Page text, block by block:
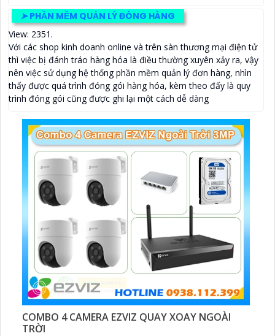
➤PHẦN MỀM QUẢN LÝ ĐÓNG HÀNG
View: 2351.
Với các shop kinh doanh online và trên sàn thương mại điện tử
thì việc bị đánh tráo hàng hóa là điều thường xuyên xảy ra, vậy
nên việc sử dụng hệ thống phần mềm quản lý đơn hàng, nhìn
thấy được quá trình đóng gói hàng hóa, kèm theo đấy là quy
trình đóng gói cũng được ghi lại một cách dễ dàng
COMBO 4 CAMERA EZVIZ QUAY XOAY NGOÀI
TRỜI